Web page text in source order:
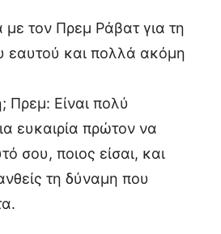
με τον Πρεμ Ράβατ για τη
εαυτού και πολλά ακόμη
Πρεμ: Είναι πολύ
ευκαιρία πρώτον να
σου, ποιος είσαι, και
τη δύναμη που